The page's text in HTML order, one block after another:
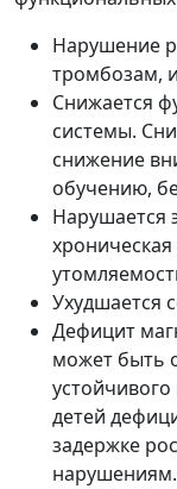
Нарушение
тромбозам,
Снижается
системы.
снижение
обучению,
Нарушается
Ухудшается
Дефицит
может быть
детей
задержке
нарушениям.